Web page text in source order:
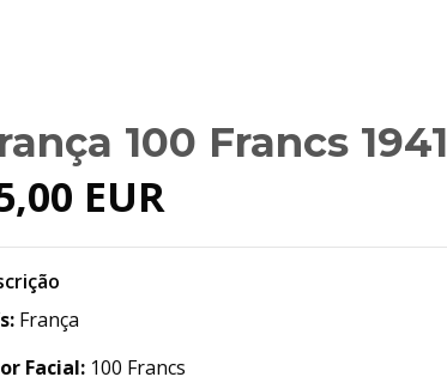
100 Francs 1941
EUR
França
Facial: 100 Francs